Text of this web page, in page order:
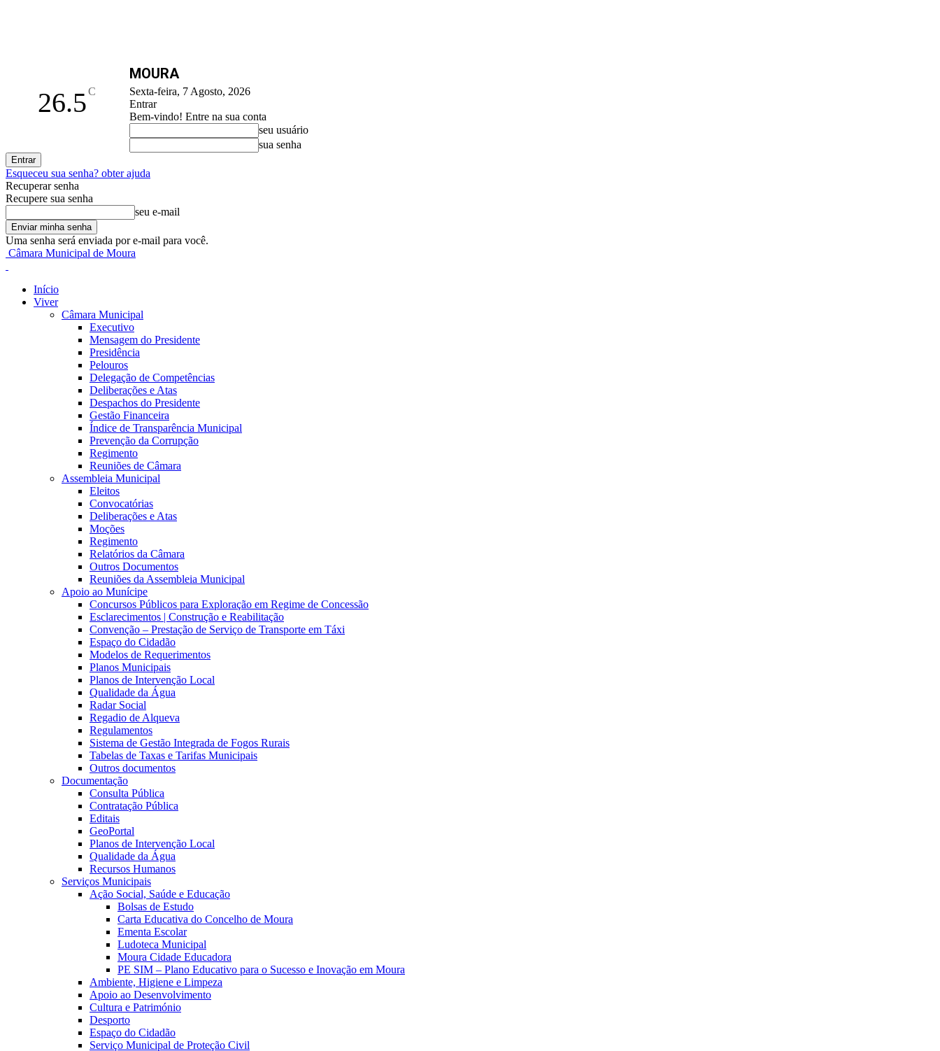
26.5C
MOURA
Sexta-feira, 7 Agosto, 2026
Entrar
Bem-vindo! Entre na sua conta
seu usuário
sua senha
Esqueceu sua senha? obter ajuda
Recuperar senha
Recupere sua senha
seu e-mail
Uma senha será enviada por e-mail para você.
Câmara Municipal de Moura
Início
Viver
Câmara Municipal
Executivo
Mensagem do Presidente
Presidência
Pelouros
Delegação de Competências
Deliberações e Atas
Despachos do Presidente
Gestão Financeira
Índice de Transparência Municipal
Prevenção da Corrupção
Regimento
Reuniões de Câmara
Assembleia Municipal
Eleitos
Convocatórias
Deliberações e Atas
Moções
Regimento
Relatórios da Câmara
Outros Documentos
Reuniões da Assembleia Municipal
Apoio ao Munícipe
Concursos Públicos para Exploração em Regime de Concessão
Esclarecimentos | Construção e Reabilitação
Convenção – Prestação de Serviço de Transporte em Táxi
Espaço do Cidadão
Modelos de Requerimentos
Planos Municipais
Planos de Intervenção Local
Qualidade da Água
Radar Social
Regadio de Alqueva
Regulamentos
Sistema de Gestão Integrada de Fogos Rurais
Tabelas de Taxas e Tarifas Municipais
Outros documentos
Documentação
Consulta Pública
Contratação Pública
Editais
GeoPortal
Planos de Intervenção Local
Qualidade da Água
Recursos Humanos
Serviços Municipais
Ação Social, Saúde e Educação
Bolsas de Estudo
Carta Educativa do Concelho de Moura
Ementa Escolar
Ludoteca Municipal
Moura Cidade Educadora
PE SIM – Plano Educativo para o Sucesso e Inovação em Moura
Ambiente, Higiene e Limpeza
Apoio ao Desenvolvimento
Cultura e Património
Desporto
Espaço do Cidadão
Serviço Municipal de Proteção Civil